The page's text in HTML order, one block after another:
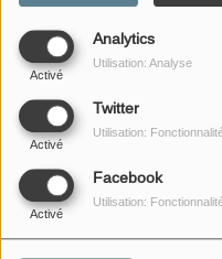
Analytics
Activé
Utilisation: Analyse
Twitter
Activé
Utilisation:
Facebook
Activé
Utilisation:
PETITE